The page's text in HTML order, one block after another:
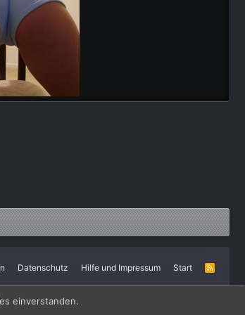
Datenschutz Hilfe und Impressum Start
R
S
einverstanden.